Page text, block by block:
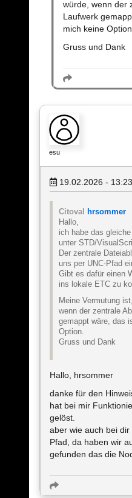
würde, wenn der
Laufwerk
mich keine Option.
Gruss und Dank
esu
19.02.2026 - 13:23
Citoval
hrsommer
Hallo,
ich habe das
unter STD/
Der zentrale
uns per UNC-Pfad
Gibt es dafür einen
ins lokale ETC zu
Meine Vermutung
wenn der zentrale
gemappt wäre, das
Option.
Gruss und Dank
Hallo, hrsommer
danke für den
hat bei mir
gelöst.
aber wie auch bei
Pfad, da haben wir
gefunden das die